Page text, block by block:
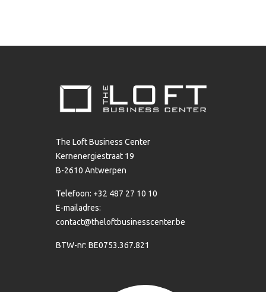
The Loft Business Center
Kernenergiestraat 19
B-2610 Antwerpen
Telefoon: +32 487 27 10 10
E-mailadres:
contact@theloftbusinesscenter.be
BTW-nr: BE0753.367.821